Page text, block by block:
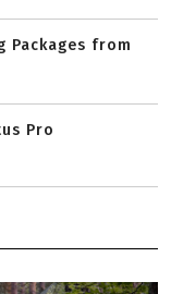
Packages from
Pro